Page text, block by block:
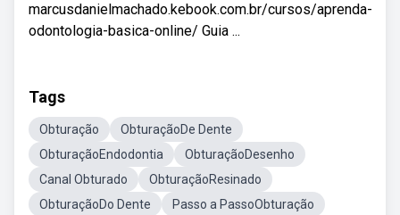
marcusdanielmachado.kebook.com.br/cursos/aprenda-
odontologia-basica-online/ Guia ...
Tags
Obturação
ObturaçãoDe Dente
ObturaçãoEndodontia
ObturaçãoDesenho
Canal Obturado
ObturaçãoResinado
ObturaçãoDo Dente
Passo a PassoObturação